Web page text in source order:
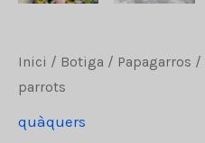
Inici / Botiga / Papagarros /
parrots
quàquers